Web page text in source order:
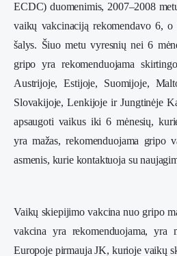
ECDC) duomenimis, 2007–2008
vaikų vakcinaciją rekomendavo 6,
šalys. Šiuo metu vyresnių nei 6
gripo yra rekomenduojama
Austrijoje, Estijoje, Suomijoje,
Slovakijoje, Lenkijoje ir Jungtinėje
apsaugoti vaikus iki 6 mėnesių,
yra mažas, rekomenduojama gripo
asmenis, kurie kontaktuoja su
Vaikų skiepijimo vakcina nuo gripo
vakcina yra rekomenduojama, yra
Europoje pirmauja JK, kurioje vaikų